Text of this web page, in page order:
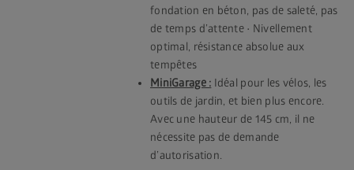
fondation en béton, pas de saleté, pas
de temps d’attente • Nivellement
optimal, résistance absolue aux
tempêtes
MiniGarage : Idéal pour les vélos, les
outils de jardin, et bien plus encore.
Avec une hauteur de 145 cm, il ne
nécessite pas de demande
d’autorisation.